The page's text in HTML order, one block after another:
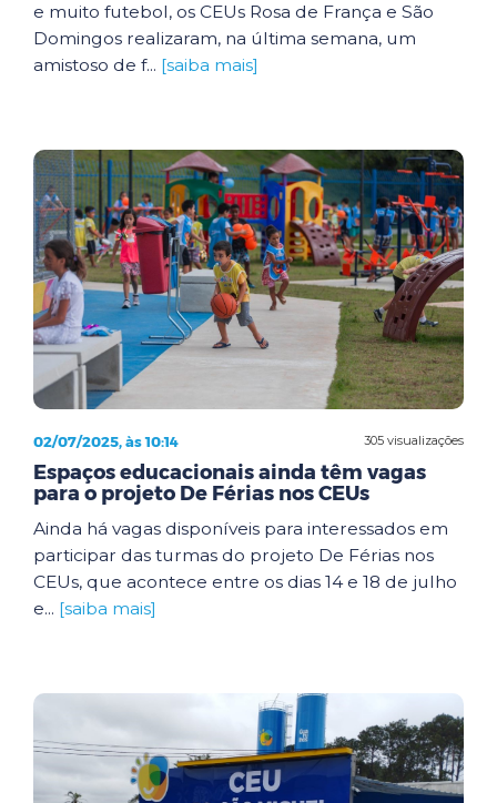
e muito futebol, os CEUs Rosa de França e São
Domingos realizaram, na última semana, um
amistoso de f... [saiba mais]
305 visualizações
02/07/2025, às 10:14
Espaços educacionais ainda têm vagas
para o projeto De Férias nos CEUs
Ainda há vagas disponíveis para interessados em
participar das turmas do projeto De Férias nos
CEUs, que acontece entre os dias 14 e 18 de julho
e... [saiba mais]